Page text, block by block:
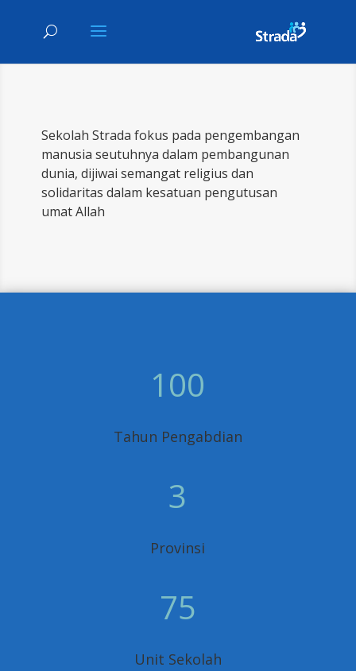
Sekolah Strada fokus pada pengembangan
manusia seutuhnya dalam pembangunan
dunia, dijiwai semangat religius dan
solidaritas dalam kesatuan pengutusan
umat Allah
100
Tahun Pengabdian
3
Provinsi
75
Unit Sekolah